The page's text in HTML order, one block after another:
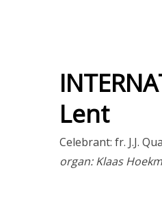
Lent
Celebrant: fr. J.J.
organ: Klaas